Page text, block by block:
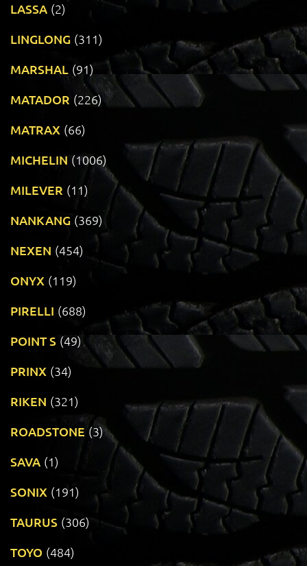
LASSA (2)
LINGLONG (311)
MARSHAL (91)
MATADOR (226)
MATRAX (66)
MICHELIN (1006)
MILEVER (11)
NANKANG (369)
NEXEN (454)
ONYX (119)
PIRELLI (688)
POINT S (49)
PRINX (34)
RIKEN (321)
ROADSTONE (3)
SAVA (1)
SONIX (191)
TAURUS (306)
TOYO (484)